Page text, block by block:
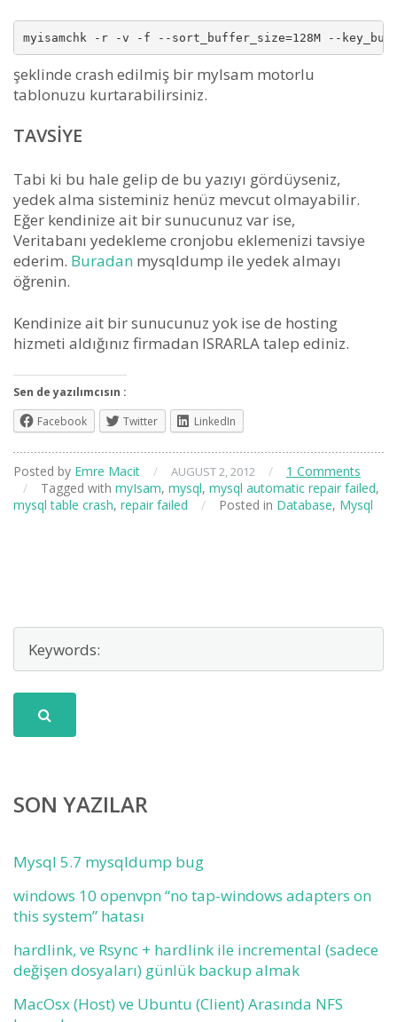
şeklinde crash edilmiş bir myIsam motorlu
tablonuzu kurtarabilirsiniz.
TAVSIYE
Tabi ki bu hale gelip de bu yazıyı gördüyseniz,
yedek alma sisteminiz henüz mevcut olmayabilir.
Eğer kendinize ait bir sunucunuz var ise,
Veritabanı yedekleme cronjobu eklemenizi tavsiye
ederim. Buradan mysqldump ile yedek almayı
öğrenin.
Kendinize ait bir sunucunuz yok ise de hosting
hizmeti aldığınız firmadan ISRARLA talep ediniz.
Sen de yazılımcısın :
Facebook
Twitter LinkedIn
Posted by Emre Macit / AUGUST 2, 2012 /
1 Comments
/
Tagged with myIsam, mysql, mysql automatic repair failed,
mysql table crash, repair failed / Posted in Database, Mysql
SON YAZILAR
Mysql 5.7 mysqldump bug
windows 10 openvpn “no tap-windows adapters on
this system” hatası
hardlink, ve Rsync + hardlink ile incremental (sadece
değişen dosyaları) günlük backup almak
MacOsx (Host) ve Ubuntu (Client) Arasında NFS